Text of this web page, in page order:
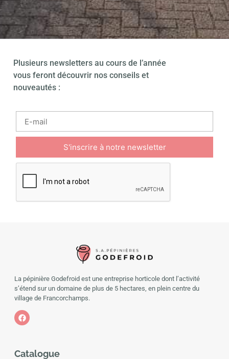
Plusieurs newsletters au cours de l’année
vous feront découvrir nos conseils et
nouveautés :
La pépinière Godefroid est une entreprise horticole dont l’activité
s’étend sur un domaine de plus de 5 hectares, en plein centre du
village de Francorchamps.
Catalogue